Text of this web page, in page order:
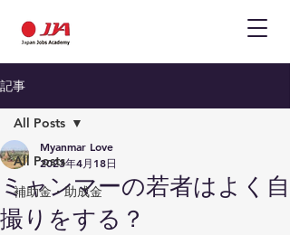
記事
All Posts
補助金・助成金
All Posts
ミャンマーの若者はよく自
撮りをする？
Myanmar Love
2023年4月18日